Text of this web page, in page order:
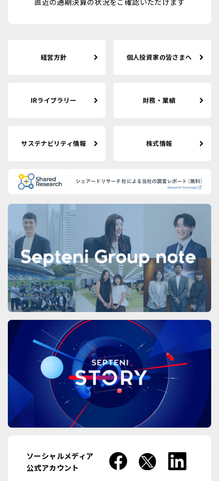
経営方針 個人投資家の皆さまへ
IRライブラリー 財務・業績
サステナビリティ情報 株式情報
ソーシャルメディア
公式アカウント